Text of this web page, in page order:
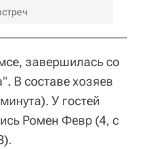
завершилась со
В составе хозяев
У гостей
Ромен Февр (4, с